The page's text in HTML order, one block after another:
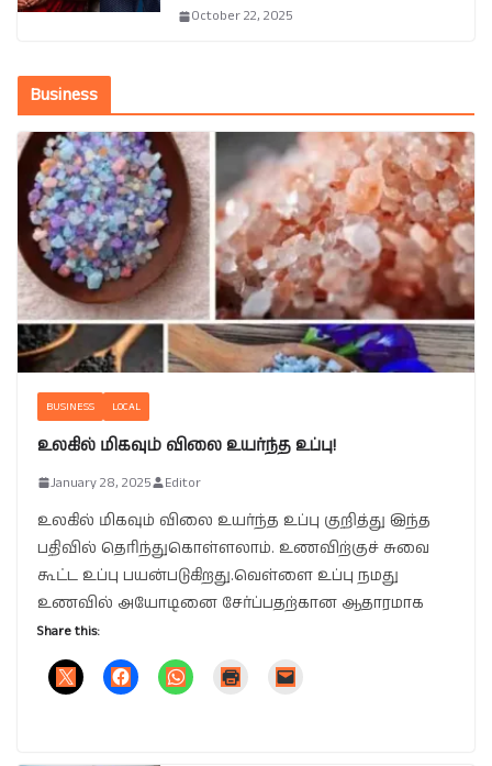
October 22, 2025
Business
BUSINESS LOCAL
உலகில் மிகவும் விலை உயர்ந்த உப்பு!
January 28, 2025 Editor
உலகில் மிகவும் விலை உயர்ந்த உப்பு குறித்து இந்த
பதிவில் தெரிந்துகொள்ளலாம். உணவிற்குச் சுவை
கூட்ட உப்பு பயன்படுகிறது.வெள்ளை உப்பு நமது
உணவில் அயோடினை சேர்ப்பதற்கான ஆதாரமாக
Share this: